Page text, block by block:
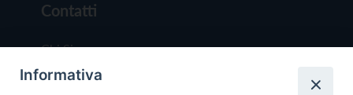
Contatti
Chi Siamo
Redazione
Informativa